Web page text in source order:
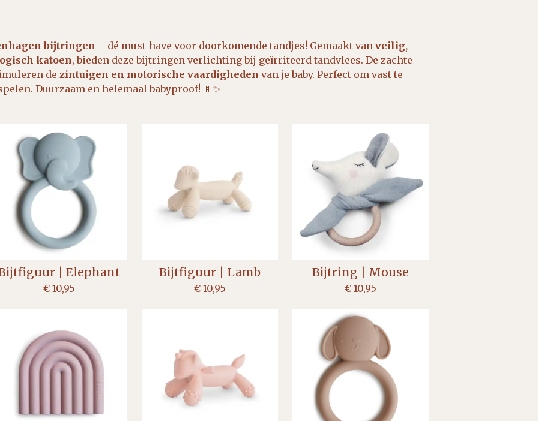
bijtringen – dé must-have voor doorkomende tandjes! Gemaakt van veilig,
katoen, bieden deze bijtringen verlichting bij geïrriteerd tandvlees. De zachte
de zintuigen en motorische vaardigheden van je baby. Perfect om vast te
Duurzaam en helemaal babyproof! 🍼✨
| Elephant
€ 10,95
Bijtfiguur | Lamb
€ 10,95
Bijtring | Mouse
€ 10,95